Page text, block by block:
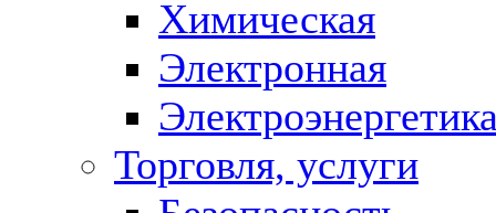
Химическая
Электронная
Торговля, услуги